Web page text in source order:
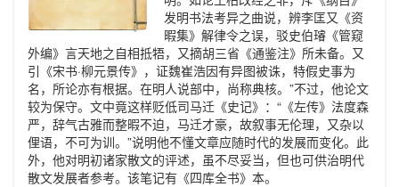
发明书法考异之曲说，辨李匡又《资
暇集》解律令之误，驳史伯璿《管窥
外编》言天地之自相抵牾，又摘胡三省《通鉴注》所未备。又
引《宋书·柳元景传》，证魏崔浩因有异图被诛，特假史事为
名，所论亦有根据。在明人说部中，尚称典核。”不过，他论文
较为保守。文中竟这样贬低司马迁《史记》：“《左传》法度森
严，辞气古雅而整暇不迫，马迁才豪，故叙事无伦理，又杂以
俚语，不可为训。”说明他不懂文章应随时代的发展而变化。此
外，他对明初诸家散文的评述，虽不尽妥当，但也可供治明代
散文发展者参考。该笔记有《四库全书》本。